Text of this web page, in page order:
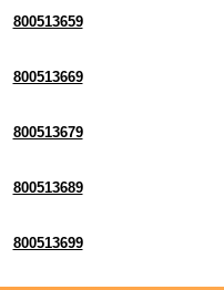
800513659
800513669
800513679
800513689
800513699